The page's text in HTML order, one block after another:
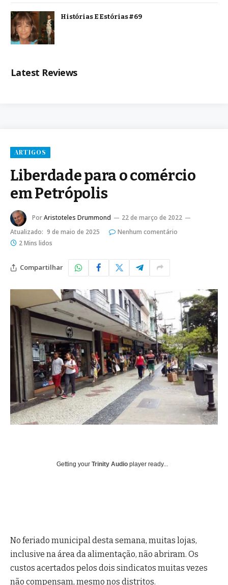
Histórias E Estórias #69
Latest Reviews
ARTIGOS
Liberdade para o comércio
em Petrópolis
PorAristoteles Drummond
22 de março de 2022
Atualizado: 9 de maio de 2025
Nenhum comentário
2 Mins lidos
Compartilhar
Getting your Trinity Audio player ready...
No feriado municipal desta semana, muitas lojas,
inclusive na área da alimentação, não abriram. Os
custos acertados pelos dois sindicatos muitas vezes
não compensam, mesmo nos distritos.